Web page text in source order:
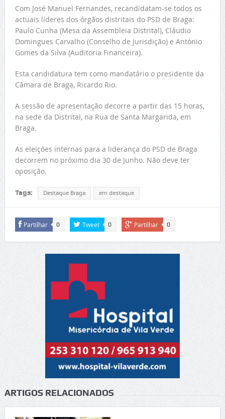
Com José Manuel Fernandes, recandidatam-se todos os
actuais líderes dos órgãos distritais do PSD de Braga:
Paulo Cunha (Mesa da Assembleia Distrital), Cláudio
Domingues Carvalho (Conselho de Jurisdição) e António
Gomes da Silva (Auditoria Financeira).
Esta candidatura tem como mandatário o presidente da
Câmara de Braga, Ricardo Rio.
A sessão de apresentação decorre a partir das 15 horas,
na sede da Distrital, na Rua de Santa Margarida, em
Braga.
As eleições internas para a liderança do PSD de Braga
decorrem no próximo dia 30 de Junho. Não deve ter
oposição.
Tags: Destaque Braga em destaque
Partilhar 0 Tweet 0 Partilhar 0
ARTIGOS RELACIONADOS